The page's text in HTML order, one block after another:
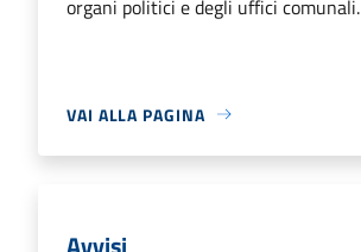
organi politici e degli uffici comunali.
VAI ALLA PAGINA